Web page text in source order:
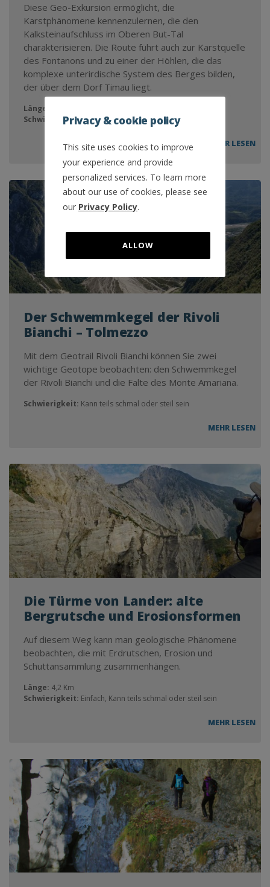
Diese Geo-Exkursion ermöglicht, die
Karstphänomene kennenzulernen, die den
Kalksteinaufschluss im Oberen But-Tal
charakterisieren. Die Route führt auch zur Karstquelle
des Fontanons und zu einer der Höhlen, die das
komplexe unterirdische System des Berges bilden,
der über dem Dorf Timau liegt.
Länge:
Schwierigkeit:Einfach
MEHR LESEN
Der Schwemmkegel der Rivoli
Bianchi – Tolmezzo
Mit dem Geotrail Rivoli Bianchi können Sie zwei
wichtige Geotope beobachten: den Schwemmkegel
der Rivoli Bianchi und die Falte des Monte Amariana.
Schwierigkeit: Kann teils schmal oder steil sein
MEHR LESEN
Die Türme von Lander: alte
Bergrutsche und Erosionsformen
Auf diesem Weg kann man geologische Phänomene
beobachten, die mit Erdrutschen, Erosion und
Schuttansammlung zusammenhängen.
Länge: 4,2 Km
Schwierigkeit: Einfach, Kann teils schmal oder steil sein
MEHR LESEN
Privacy & cookie policy
This site uses cookies to improve
your experience and provide
personalized services. To learn more
about our use of cookies, please see
our Privacy Policy.
ALLOW